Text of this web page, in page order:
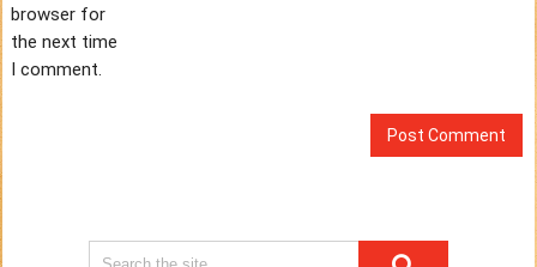
browser for
the next time
I comment.